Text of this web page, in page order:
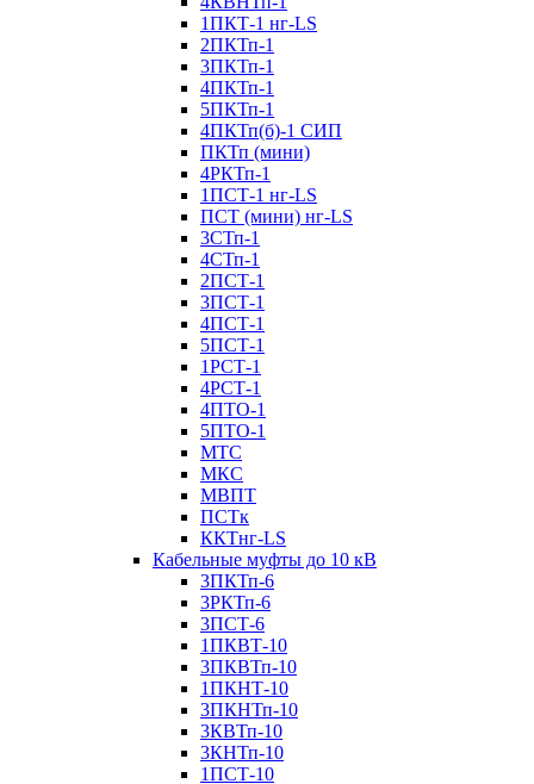
1ПКТ-1 нг-LS
2ПКТп-1
3ПКТп-1
4ПКТп-1
5ПКТп-1
4ПКТп(б)-1 СИП
ПКТп (мини)
4РКТп-1
1ПСТ-1 нг-LS
ПСТ (мини) нг-LS
3СТп-1
4СТп-1
2ПСТ-1
3ПСТ-1
4ПСТ-1
5ПСТ-1
1РСТ-1
4РСТ-1
4ПТО-1
5ПТО-1
МТС
МКС
МВПТ
ПСТк
ККТнг-LS
Кабельные муфты до 10 кВ
3ПКТп-6
3РКТп-6
3ПСТ-6
1ПКВТ-10
3ПКВТп-10
1ПКНТ-10
3ПКНТп-10
3КВТп-10
3КНТп-10
1ПСТ-10